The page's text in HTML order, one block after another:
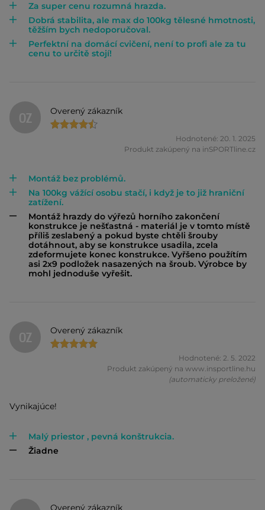
Za super cenu rozumná hrazda.
Dobrá stabilita, ale max do 100kg tělesné hmotnosti,
těžším bych nedoporučoval.
Perfektní na domácí cvičení, není to profi ale za tu
cenu to určitě stojí!
OZ Overený zákazník
Hodnotené: 20. 1. 2025
Produkt zakúpený na inSPORTline.cz
Montáž bez problémů.
Na 100kg vážící osobu stačí, i když je to již hraniční
zatížení.
Montáž hrazdy do výřezů horního zakončení
konstrukce je nešťastná - materiál je v tomto místě
příliš zeslabený a pokud byste chtěli šrouby
dotáhnout, aby se konstrukce usadila, zcela
zdeformujete konec konstrukce. Vyřšeno použítím
asi 2x9 podložek nasazených na šroub. Výrobce by
mohl jednoduše vyřešit.
OZ Overený zákazník
Hodnotené: 2. 5. 2022
Produkt zakúpený na www.insportline.hu
(automaticky preložené)
Vynikajúce!
Malý priestor , pevná konštrukcia.
Žiadne
Overený zákazník